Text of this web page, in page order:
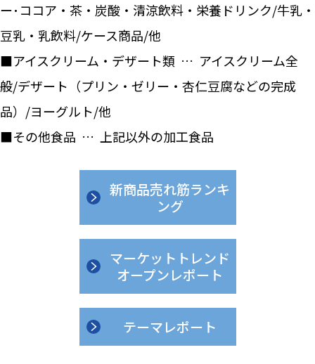
ー･ココア・茶・炭酸・清涼飲料・栄養ドリンク/牛乳・
豆乳・乳飲料/ケース商品/他
■アイスクリーム・デザート類 … アイスクリーム全
般/デザート（プリン・ゼリー・杏仁豆腐などの完成
品）/ヨーグルト/他
■その他食品 … 上記以外の加工食品
新商品売れ筋ランキ
ング
マーケットトレンド
オープンレポート
テーマレポート